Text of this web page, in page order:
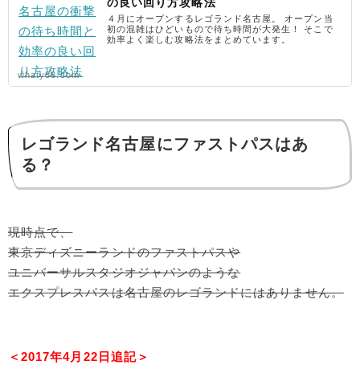
４月にオープンするレゴランド名古屋。 オープン当
初の混雑はひどいもので待ち時間が大発生！ そこで
効率よく楽しむ攻略法をまとめています。
whaty88.com
レゴランド名古屋にファストパスはあ
る？
現時点で、
東京ディズニーランドのファストパスや
ユニバーサルスタジオジャパンのような
エクスプレスパスは名古屋のレゴランドにはありません。
＜2017年4月22日追記＞